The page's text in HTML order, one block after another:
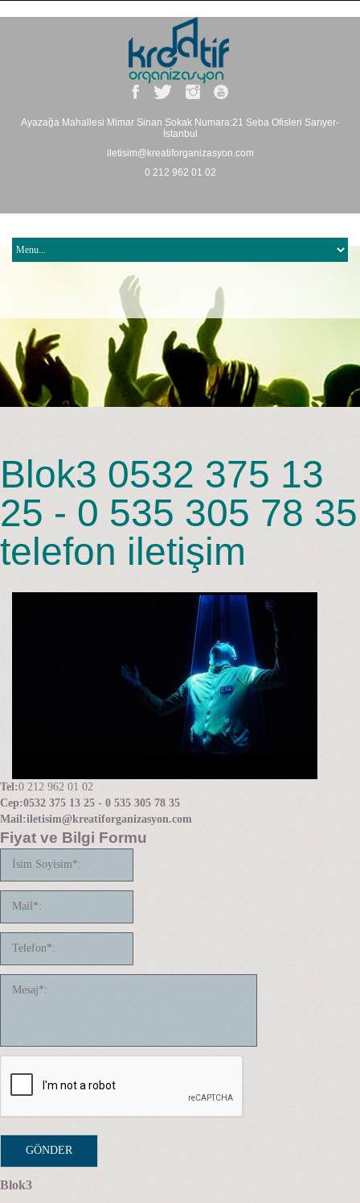
Ayazağa Mahallesi Mimar Sinan Sokak Numara:21 Seba Ofisleri Sarıyer-
İstanbul
iletisim@kreatiforganizasyon.com
0 212 962 01 02
Blok3 0532 375 13
25 - 0 535 305 78 35
telefon iletişim
Tel:0 212 962 01 02
Cep:0532 375 13 25 - 0 535 305 78 35
Mail:iletisim@kreatiforganizasyon.com
Fiyat ve Bilgi Formu
Blok3